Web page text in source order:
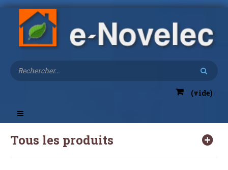
(vide)
Toggle
navigation
Tous les produits